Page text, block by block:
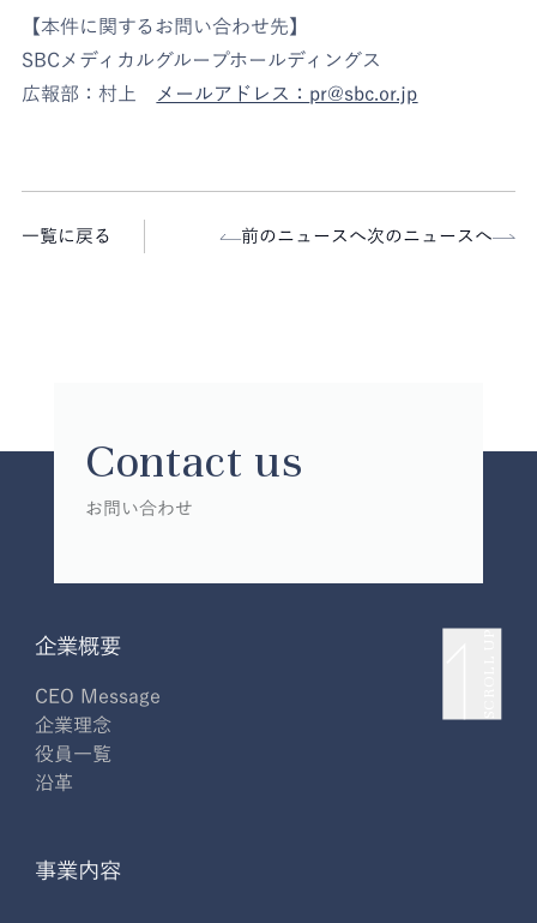
【本件に関するお問い合わせ先】
SBCメディカルグループホールディングス
広報部：村上
メールアドレス： pr@sbc.or.jp
一覧に戻る 前のニュースへ次のニュースへ
Contact us
お問い合わせ
企業概要
CEO Message
企業理念
役員一覧
沿革
事業内容